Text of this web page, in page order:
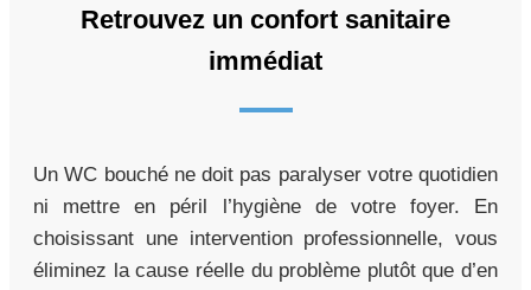
Retrouvez un confort sanitaire
immédiat
Un WC bouché ne doit pas paralyser votre quotidien
ni mettre en péril l’hygiène de votre foyer. En
choisissant une intervention professionnelle, vous
éliminez la cause réelle du problème plutôt que d’en